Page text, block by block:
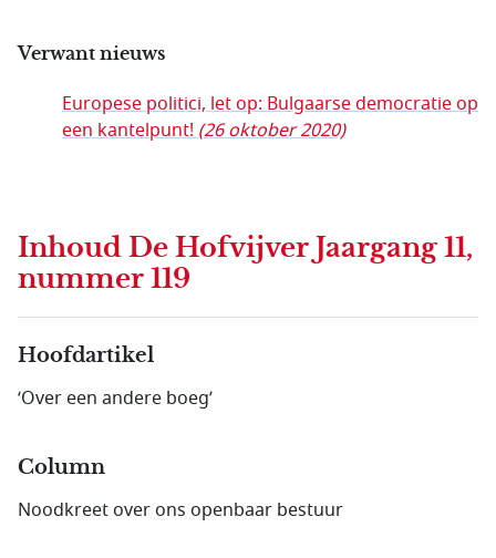
Verwant nieuws
Europese politici, let op: Bulgaarse democratie op
een kantelpunt!(26 oktober 2020)
Inhoud De Hofvijver Jaargang 11,
nummer 119
Hoofdartikel
‘Over een andere boeg’
Column
Noodkreet over ons openbaar bestuur